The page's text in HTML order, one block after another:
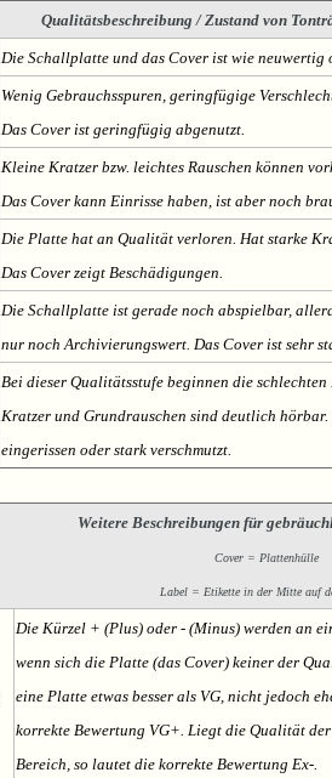
Qualitätsbeschreibung / Zustand von
Die Schallplatte und das Cover ist wie
Wenig Gebrauchsspuren, geringfügige
Das Cover ist geringfügig abgenutzt.
Kleine Kratzer bzw. leichtes Rauschen können
Das Cover kann Einrisse haben, ist aber noch
Die Platte hat an Qualität verloren. Hat starke
Das Cover zeigt Beschädigungen.
Die Schallplatte ist gerade noch abspielbar,
nur noch Archivierungswert. Das Cover ist sehr
Bei dieser Qualitätsstufe beginnen die
Kratzer und Grundrauschen sind deutlich
eingerissen oder stark verschmutzt.
Weitere Beschreibungen für
Cover = Plattenhülle
Label = Etikette in der Mitte auf
Die Kürzel + (Plus) oder - (Minus) werden an
wenn sich die Platte (das Cover) keiner der
eine Platte etwas besser als VG, nicht jedoch
korrekte Bewertung VG+. Liegt die Qualität
Bereich, so lautet die korrekte Bewertung Ex-.